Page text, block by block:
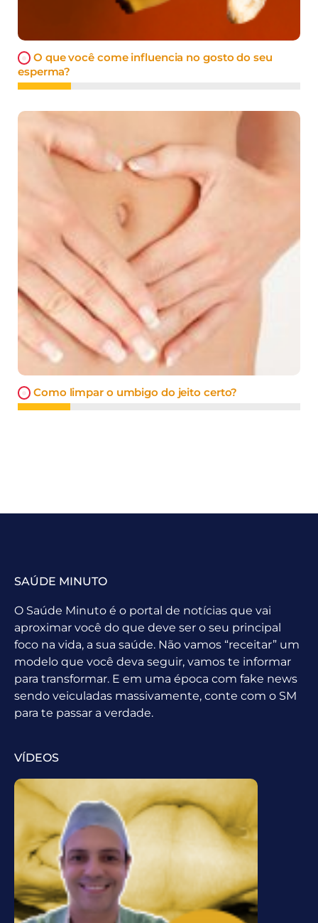
O que você come influencia no gosto do seu
esperma?
Como limpar o umbigo do jeito certo?
SAÚDE MINUTO
O Saúde Minuto é o portal de notícias que vai
aproximar você do que deve ser o seu principal
foco na vida, a sua saúde. Não vamos “receitar” um
modelo que você deva seguir, vamos te informar
para transformar. E em uma época com fake news
sendo veiculadas massivamente, conte com o SM
para te passar a verdade.
VÍDEOS